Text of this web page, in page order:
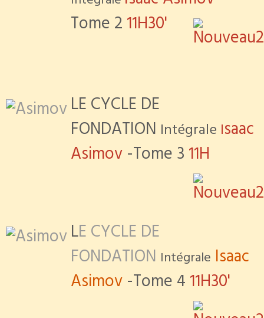
Tome 211H30'
LE CYCLE DE
FONDATION IntégraleIsaac
Asimov-Tome 311H
LE CYCLE DE
FONDATION Intégrale Isaac
Asimov-Tome 411H30'